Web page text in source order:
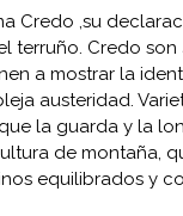
Credo ,su
terruño. Credo
a mostrar la
austeridad.
la guarda y la
de montaña,
equilibrados y